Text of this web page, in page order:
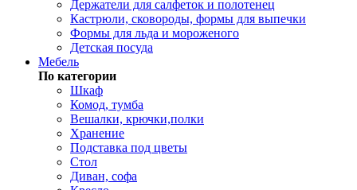
Держатели для салфеток и полотенец
Кастрюли, сковороды, формы для выпечки
Формы для льда и мороженого
Детская посуда
Мебель
По категории
Шкаф
Комод, тумба
Вешалки, крючки,полки
Хранение
Подставка под цветы
Стол
Диван, софа